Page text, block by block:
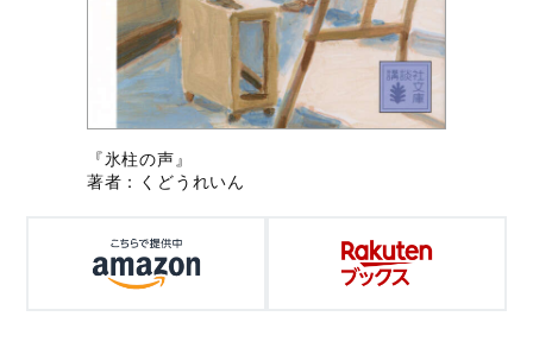
『氷柱の声』
著者：くどうれいん